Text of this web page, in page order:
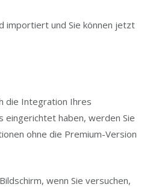
importiert und Sie können jetzt
die Integration Ihres
haben, werden Sie
ohne die Premium-Version
wenn Sie versuchen,